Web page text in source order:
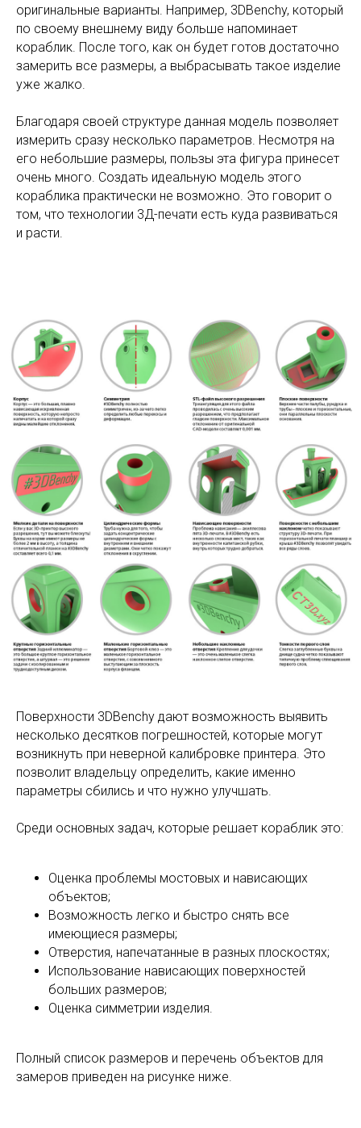
оригинальные варианты. Например, 3DBenchy, который
по своему внешнему виду больше напоминает
кораблик. После того, как он будет готов достаточно
замерить все размеры, а выбрасывать такое изделие
уже жалко.
Благодаря своей структуре данная модель позволяет
измерить сразу несколько параметров. Несмотря на
его небольшие размеры, пользы эта фигура принесет
очень много. Создать идеальную модель этого
кораблика практически не возможно. Это говорит о
том, что технологии 3Д-печати есть куда развиваться
и расти.
Поверхности 3DBenchy дают возможность выявить
несколько десятков погрешностей, которые могут
возникнуть при неверной калибровке принтера. Это
позволит владельцу определить, какие именно
параметры сбились и что нужно улучшать.
Среди основных задач, которые решает кораблик это:
Оценка проблемы мостовых и нависающих
объектов;
Возможность легко и быстро снять все
имеющиеся размеры;
Отверстия, напечатанные в разных плоскостях;
Использование нависающих поверхностей
больших размеров;
Оценка симметрии изделия.
Полный список размеров и перечень объектов для
замеров приведен на рисунке ниже.